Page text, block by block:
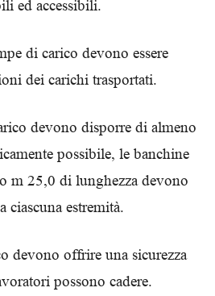
ed accessibili.
di carico devono essere
dei carichi trasportati.
devono disporre di almeno
possibile, le banchine
m 25,0 di lunghezza devono
ciascuna estremità.
devono offrire una sicurezza
possono cadere.